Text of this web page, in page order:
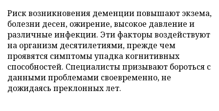
Риск возникновения деменции повышают экзема,
болезни десен, ожирение, высокое давление и
различные инфекции. Эти факторы воздействуют
на организм десятилетиями, прежде чем
проявятся симптомы упадка когнитивных
способностей. Специалисты призывают бороться с
данными проблемами своевременно, не
дожидаясь преклонных лет.